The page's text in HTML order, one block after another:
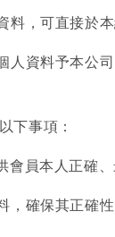
料，可直接於
人資料予本公
下事項：
員本人正確
確保其正確性